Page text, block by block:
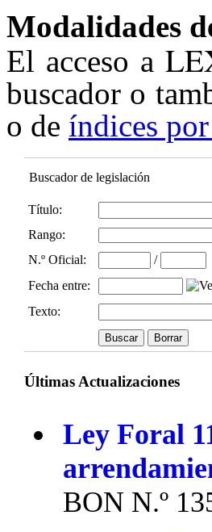
Modalidades
El acceso a
buscador o
o de índices
Buscador de legislación
Título:
Rango:
N.º Oficial:
/
Fecha entre:
Texto:
Últimas Actualizaciones
Ley Foral
BON N.º